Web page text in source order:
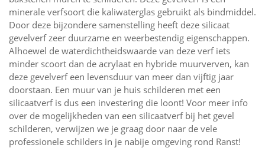
minerale verfsoort die kaliwaterglas gebruikt als bindmiddel.
Door deze bijzondere samenstelling heeft deze silicaat
gevelverf zeer duurzame en weerbestendig eigenschappen.
Alhoewel de waterdichtheidswaarde van deze verf iets
minder scoort dan de acrylaat en hybride muurverven, kan
deze gevelverf een levensduur van meer dan vijftig jaar
doorstaan. Een muur van je huis schilderen met een
silicaatverf is dus een investering die loont! Voor meer info
over de mogelijkheden van een silicaatverf bij het gevel
schilderen, verwijzen we je graag door naar de vele
professionele schilders in je nabije omgeving rond Ranst!